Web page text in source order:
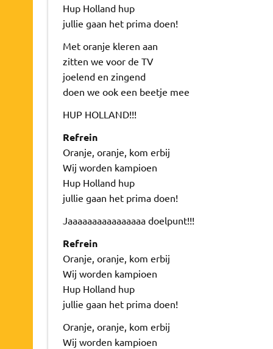
Hup Holland hup
jullie gaan het prima doen!
Met oranje kleren aan
zitten we voor de TV
joelend en zingend
doen we ook een beetje mee
HUP HOLLAND!!!
Refrein
Oranje, oranje, kom erbij
Wij worden kampioen
Hup Holland hup
jullie gaan het prima doen!
Jaaaaaaaaaaaaaaaa doelpunt!!!
Refrein
Oranje, oranje, kom erbij
Wij worden kampioen
Hup Holland hup
jullie gaan het prima doen!
Oranje, oranje, kom erbij
Wij worden kampioen